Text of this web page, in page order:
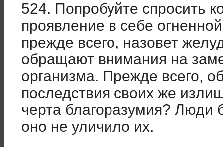
524. Попробуйте спросить
проявление в себе
прежде всего, назовет
обращают внимания на
организма. Прежде всего,
последствия своих же
черта благоразумия? Люди
оно не уличило их.